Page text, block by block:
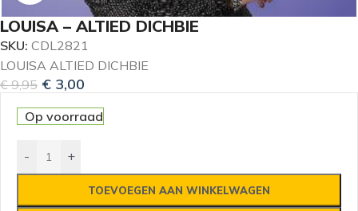
LOUISA – ALTIED DICHBIE
SKU: CDL2821
LOUISA ALTIED DICHBIE
€9,95 € 3,00
Op voorraad
- +
TOEVOEGEN AAN WINKELWAGEN